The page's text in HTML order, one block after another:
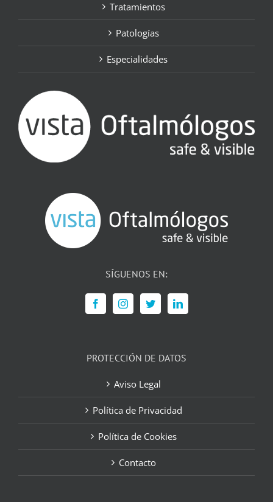
Tratamientos
Patologías
Especialidades
SÍGUENOS EN:
PROTECCIÓN DE DATOS
Aviso Legal
Política de Privacidad
Política de Cookies
Contacto